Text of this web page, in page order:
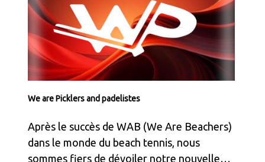
We are Picklers and padelistes
Après le succès de WAB (We Are Beachers)
dans le monde du beach tennis, nous
sommes fiers de dévoiler notre nouvelle